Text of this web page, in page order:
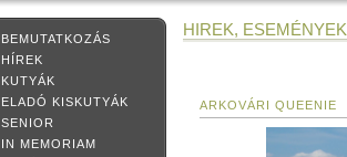
BEMUTATKOZÁS
HÍREK
KUTYÁK
ELADÓ KISKUTYÁK
SENIOR
IN MEMORIAM
HIREK, ESEMÉNYEK
ARKOVÁRI QUEENIE